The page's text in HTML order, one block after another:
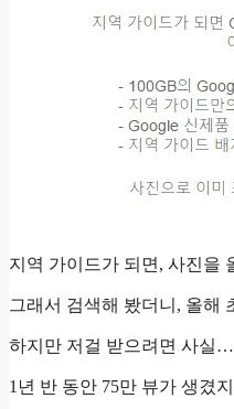
지역 가이드가 되면, 사진을
그래서 검색해 봤더니, 올해
하지만 저걸 받으려면 사실
1년 반 동안 75만 뷰가 생겼